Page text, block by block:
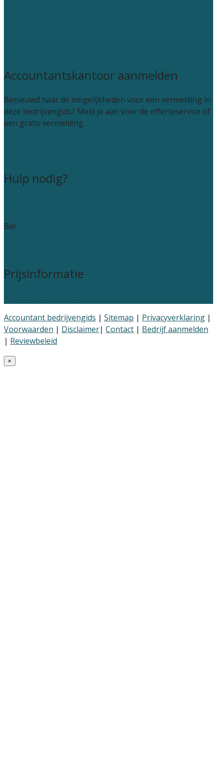
Accountantskantoor aanmelden
Benieuwd naar de mogelijkheden voor een vermelding in
deze bedrijvengids? Meld je aan voor de offerteservice of
een gratis vermelding.
Hulp nodig?
Bel
Prijsinformatie
Accountant bedrijvengids | Sitemap | Privacyverklaring |
Voorwaarden | Disclaimer| Contact | Bedrijf aanmelden
| Reviewbeleid
×